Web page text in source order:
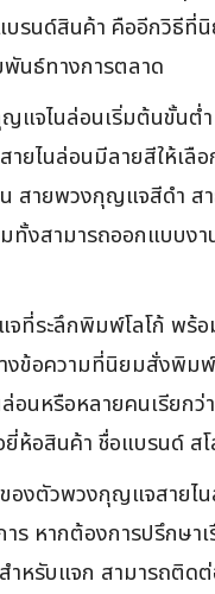
รนด์สินค้า คืออีกวิธีที่นิ
นธ์ทางการตลาด
แจไนล่อนเริ่มต้นขั้นต่
ยไนล่อนมีลายสีให้เลือ
สายพวงกุญแจสีดำ
ทั้งสามารถออกแบบง
ที่ระลึกพิมพ์โลโก้ พร้อ
งข้อความที่นิยมสั่งพิม
อนหรือหลายคนเรียก
ห้อสินค้า ชื่อแบรนด์ ส
องตัวพวงกุญแจสายไ
ร หากต้องการปรึกษาเ
หรับแจก สามารถติดต่